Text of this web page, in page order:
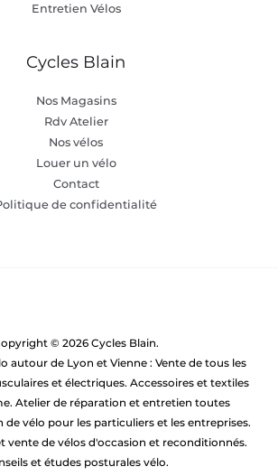
Entretien Vélos
Cycles Blain
Nos Magasins
Rdv Atelier
Nos vélos
Louer un vélo
Contact
de confidentialité
© 2026 Cycles Blain.
autour de Lyon et Vienne : Vente de tous les
et électriques. Accessoires et textiles
Atelier de réparation et entretien toutes
de vélo pour les particuliers et les entreprises.
vente de vélos d'occasion et reconditionnés.
et études posturales vélo.